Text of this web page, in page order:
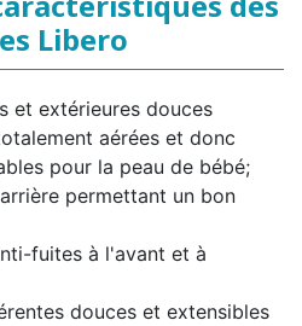
Libero
et extérieures douces
aérées et donc
pour la peau de bébé;
permettant un bon
fuites à l'avant et à
douces et extensibles